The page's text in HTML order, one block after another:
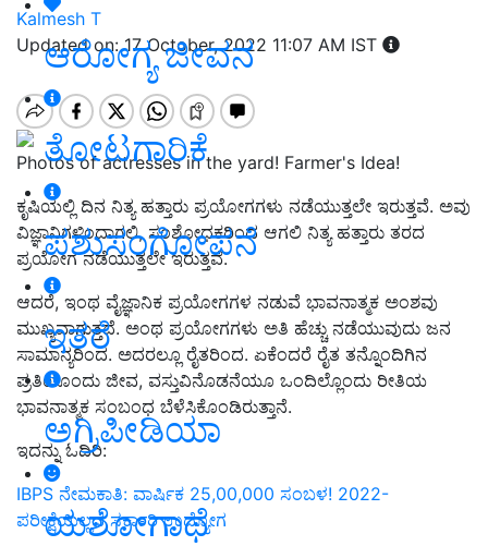
ಆರೋಗ್ಯ ಜೀವನ
ತೋಟಗಾರಿಕೆ
ಪಶುಸಂಗೋಪನೆ
ಇತರೆ
ಅಗ್ರಿಪೀಡಿಯಾ
ಯಶೋಗಾಥೆ
Kalmesh T
Updated on: 17 October, 2022 11:07 AM IST
Photos of actresses in the yard! Farmer's Idea!
ಕೃಷಿಯಲ್ಲಿ ದಿನ ನಿತ್ಯ ಹತ್ತಾರು ಪ್ರಯೋಗಗಳು ನಡೆಯುತ್ತಲೇ ಇರುತ್ತವೆ. ಅವು
ವಿಜ್ಞಾನಿಗಳಿಂದಾಗಲಿ, ಸಂಶೋಧಕರಿಂದ ಆಗಲಿ ನಿತ್ಯ ಹತ್ತಾರು ತರದ
ಪ್ರಯೋಗ ನಡೆಯುತ್ತಲೇ ಇರುತ್ತವೆ.
ಆದರೆ, ಇಂಥ ವೈಜ್ಞಾನಿಕ ಪ್ರಯೋಗಗಳ ನಡುವೆ ಭಾವನಾತ್ಮಕ ಅಂಶವು
ಮುಖ್ಯವಾಗುತ್ತದೆ. ಅಂಥ ಪ್ರಯೋಗಗಳು ಅತಿ ಹೆಚ್ಚು ನಡೆಯುವುದು ಜನ
ಸಾಮಾನ್ಯರಿಂದ. ಅದರಲ್ಲೂ ರೈತರಿಂದ. ಏಕೆಂದರೆ ರೈತ ತನ್ನೊಂದಿಗಿನ
ಪ್ರತಿಯೊಂದು ಜೀವ, ವಸ್ತುವಿನೊಡನೆಯೂ ಒಂದಿಲ್ಲೊಂದು ರೀತಿಯ
ಭಾವನಾತ್ಮಕ ಸಂಬಂಧ ಬೆಳೆಸಿಕೊಂಡಿರುತ್ತಾನೆ.
ಇದನ್ನು ಓದಿರಿ:
IBPS ನೇಮಕಾತಿ: ವಾರ್ಷಿಕ 25,00,000 ಸಂಬಳ! 2022-
ಪರೀಕ್ಷೆಯಿಲ್ಲದೆ ಸರ್ಕಾರಿ ಉದ್ಯೋಗ